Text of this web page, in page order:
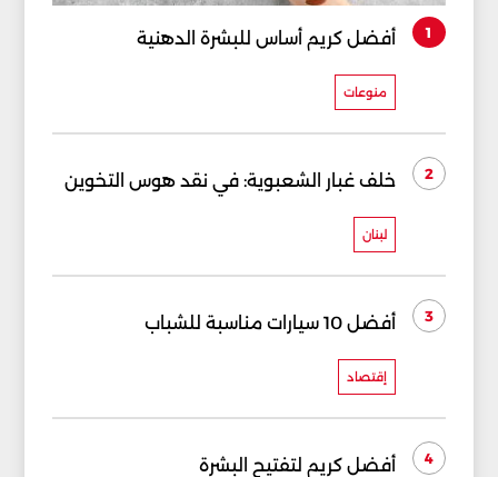
1 أفضل كريم أساس للبشرة الدهنية
منوعات
2 خلف غبار الشعبوية: في نقد هوس التخوين
لبنان
3 أفضل 10 سيارات مناسبة للشباب
إقتصاد
4 أفضل كريم لتفتيح البشرة